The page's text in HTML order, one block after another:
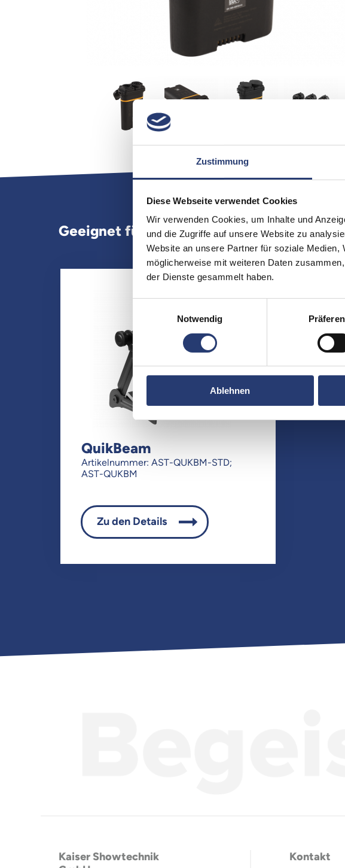
Zustimmung
Diese Webseite verwendet Cookies
Wir verwenden Cookies, um Inhalte und
und die Zugriffe auf unsere Website zu
Website an unsere Partner für soziale
möglicherweise mit weiteren Daten
der Dienste gesammelt haben.
Notwendig
Ablehnen
Geeignet für | Downloads
QuikBeam
Artikelnummer: AST-QUKBM-STD;
AST-QUKBM
Zu den Details
Kaiser Showtechnik
Kontakt